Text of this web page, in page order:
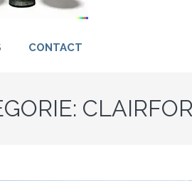
CONTACT